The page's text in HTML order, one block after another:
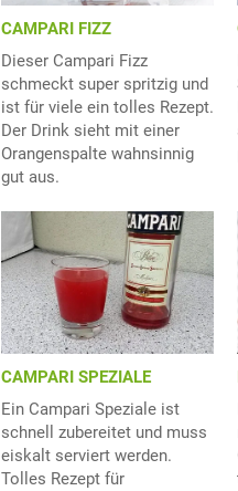
CAMPARI FIZZ
Dieser Campari Fizz
schmeckt super spritzig und
ist für viele ein tolles Rezept.
Der Drink sieht mit einer
Orangenspalte wahnsinnig
gut aus.
CAMPARI SPEZIALE
Ein Campari Speziale ist
schnell zubereitet und muss
eiskalt serviert werden.
Tolles Rezept für